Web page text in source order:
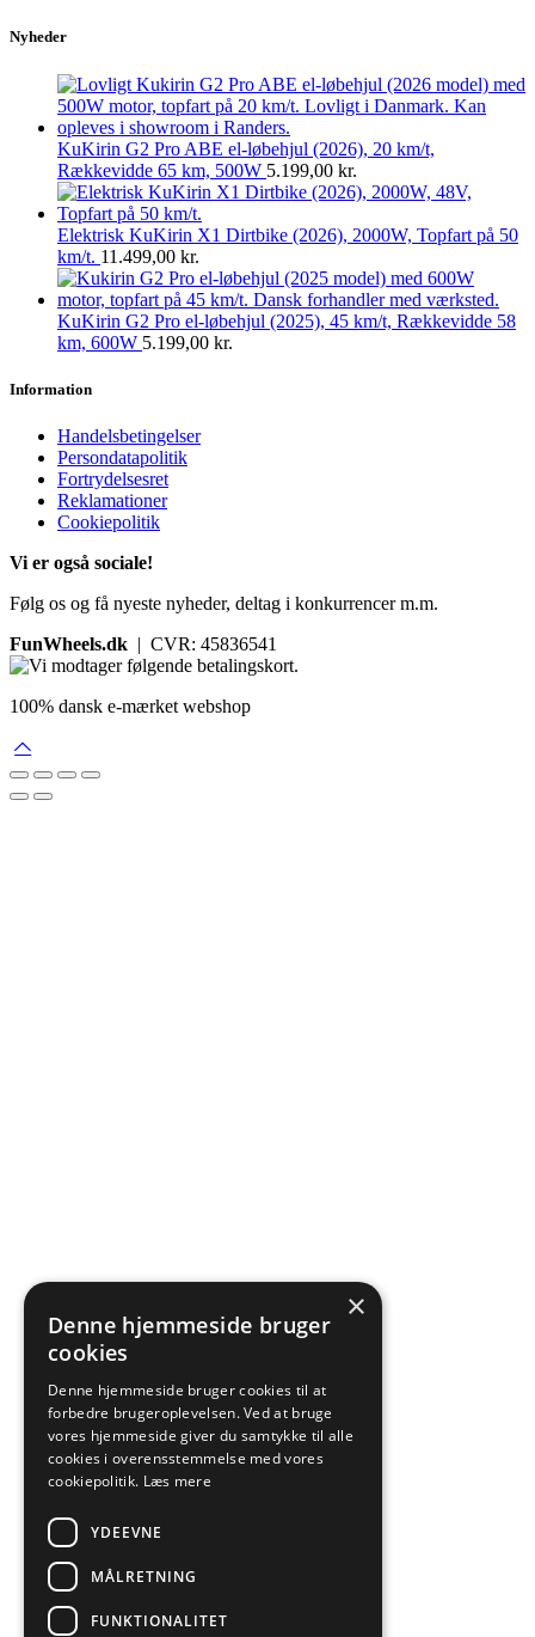
Nyheder
KuKirin G2 Pro ABE el-løbehjul (2026), 20 km/t,
Rækkevidde 65 km, 500W 5.199,00 kr.
Elektrisk KuKirin X1 Dirtbike (2026), 2000W, Topfart på 50
km/t. 11.499,00 kr.
KuKirin G2 Pro el-løbehjul (2025), 45 km/t, Rækkevidde 58
km, 600W 5.199,00 kr.
Information
Handelsbetingelser
Persondatapolitik
Fortrydelsesret
Reklamationer
Cookiepolitik
Vi er også sociale!
Følg os og få nyeste nyheder, deltag i konkurrencer m.m.
FunWheels.dk | CVR: 45836541
100% dansk e-mærket webshop
×
Denne hjemmeside bruger
cookies
Denne hjemmeside bruger cookies til at
forbedre brugeroplevelsen. Ved at bruge
vores hjemmeside giver du samtykke til alle
cookies i overensstemmelse med vores
cookiepolitik. Læs mere
YDEEVNE
MÅLRETNING
FUNKTIONALITET